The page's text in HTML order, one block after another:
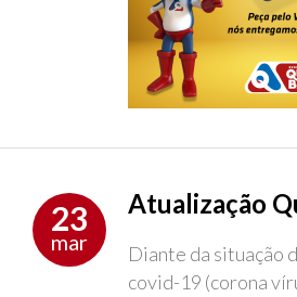
23
mar
Atualização
Diante da situação
covid-19 (corona